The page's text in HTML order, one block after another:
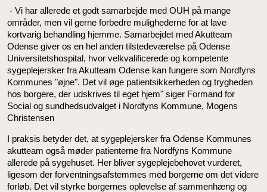
- Vi har allerede et godt samarbejde med OUH på mange
områder, men vil gerne forbedre mulighederne for at lave
kortvarig behandling hjemme. Samarbejdet med Akutteam
Odense giver os en hel anden tilstedeværelse på Odense
Universitetshospital, hvor velkvalificerede og kompetente
sygeplejersker fra Akutteam Odense kan fungere som Nordfyns
Kommunes "øjne". Det vil øge patientsikkerheden og trygheden
hos borgere, der udskrives til eget hjem" siger Formand for
Social og sundhedsudvalget i Nordfyns Kommune, Mogens
Christensen
I praksis betyder det, at sygeplejersker fra Odense Kommunes
akutteam også møder patienterne fra Nordfyns Kommune
allerede på sygehuset. Her bliver sygeplejebehovet vurderet,
ligesom der forventningsafstemmes med borgerne om det videre
forløb. Det vil styrke borgernes oplevelse af sammenhæng og